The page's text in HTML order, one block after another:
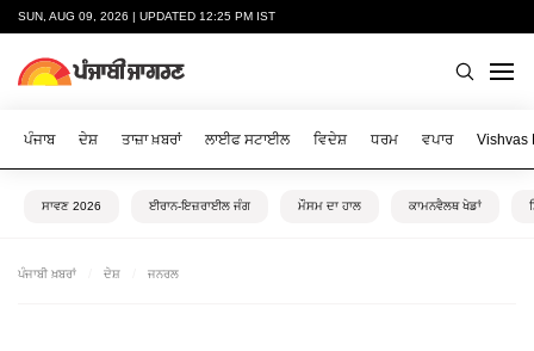
SUN, AUG 09, 2026 | UPDATED 12:25 PM IST
ਪੰਜਾਬ ਦੇਸ਼ ਤਾਜ਼ਾ ਖ਼ਬਰਾਂ ਲਾਈਫ ਸਟਾਈਲ ਵਿਦੇਸ਼ ਧਰਮ ਵਪਾਰ Vishvas
ਸਾਵਣ 2026 ਈਰਾਨ-ਇਜ਼ਰਾਈਲ ਜੰਗ ਮੌਸਮ ਦਾ ਹਾਲ ਕਾਮਨਵੈਲਥ ਖੇਡਾਂ
ਪੰਜਾਬੀ ਖ਼ਬਰਾਂ ਦੇਸ਼ ਜਨਰਲ